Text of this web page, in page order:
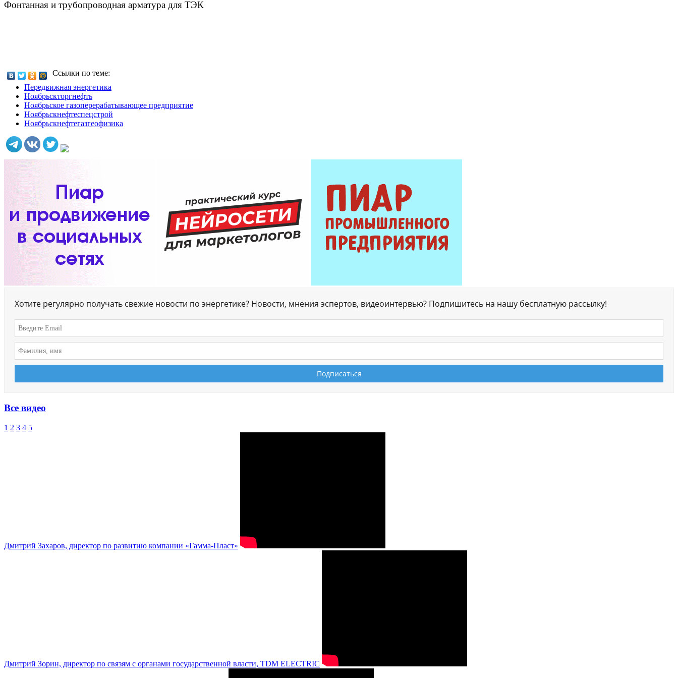
Фонтанная и трубопроводная арматура для ТЭК
Ссылки по теме:
Передвижная энергетика
Ноябрьскторгнефть
Ноябрьское газоперерабатывающее предприятие
Ноябрьскнефтеспецстрой
Ноябрьскнефтегазгеофизика
Хотите регулярно получать свежие новости по энергетике? Новости, мнения эспертов, видеоинтервью? Подпишитесь на нашу бесплатную рассылку!
Все видео
1 2 3 4 5
Дмитрий Захаров, директор по развитию компании «Гамма-Пласт»
Дмитрий Зорин, директор по связям с органами государственной власти, TDM ELECTRIC